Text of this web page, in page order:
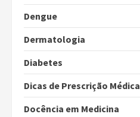
Dengue
Dermatologia
Diabetes
Dicas de Prescrição Médica
Docência em Medicina